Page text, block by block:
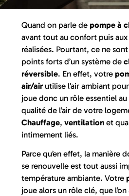
Quand on parle de pompe à
avant tout au confort puis aux
réalisées. Pourtant, ce ne
points forts d’un système de
réversible. En effet, votre
air/air utilise l’air ambiant
joue donc un rôle essentiel
qualité de l’air de votre
Chauffage, ventilation et
intimement liés.
Parce qu’en effet, la manière
se renouvelle est tout aussi
température ambiante. Votre
joue alors un rôle clé, que